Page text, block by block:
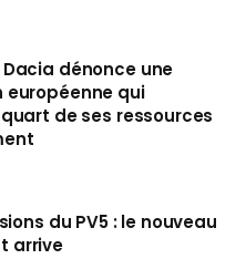
dénonce une
qui
de ses ressources
du PV5 : le nouveau
arrive